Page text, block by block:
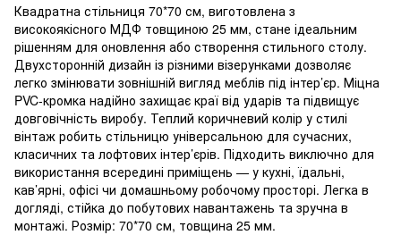
Квадратна стільниця 70*70 см, виготовлена з
високоякісного МДФ товщиною 25 мм, стане ідеальним
рішенням для оновлення або створення стильного столу.
Двухсторонній дизайн із різними візерунками дозволяє
легко змінювати зовнішній вигляд меблів під інтер’єр. Міцна
PVC-кромка надійно захищає краї від ударів та підвищує
довговічність виробу. Теплий коричневий колір у стилі
вінтаж робить стільницю універсальною для сучасних,
класичних та лофтових інтер’єрів. Підходить виключно для
використання всередині приміщень — у кухні, їдальні,
кав’ярні, офісі чи домашньому робочому просторі. Легка в
догляді, стійка до побутових навантажень та зручна в
монтажі. Розмір: 70*70 см, товщина 25 мм.